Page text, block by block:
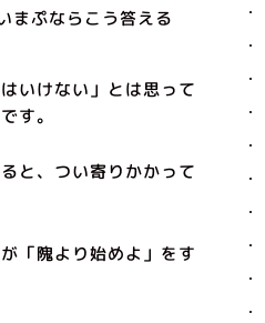
まぷならこう答える
いけない」とは思って
す。
と、つい寄りかかって
「隗より始めよ」をす